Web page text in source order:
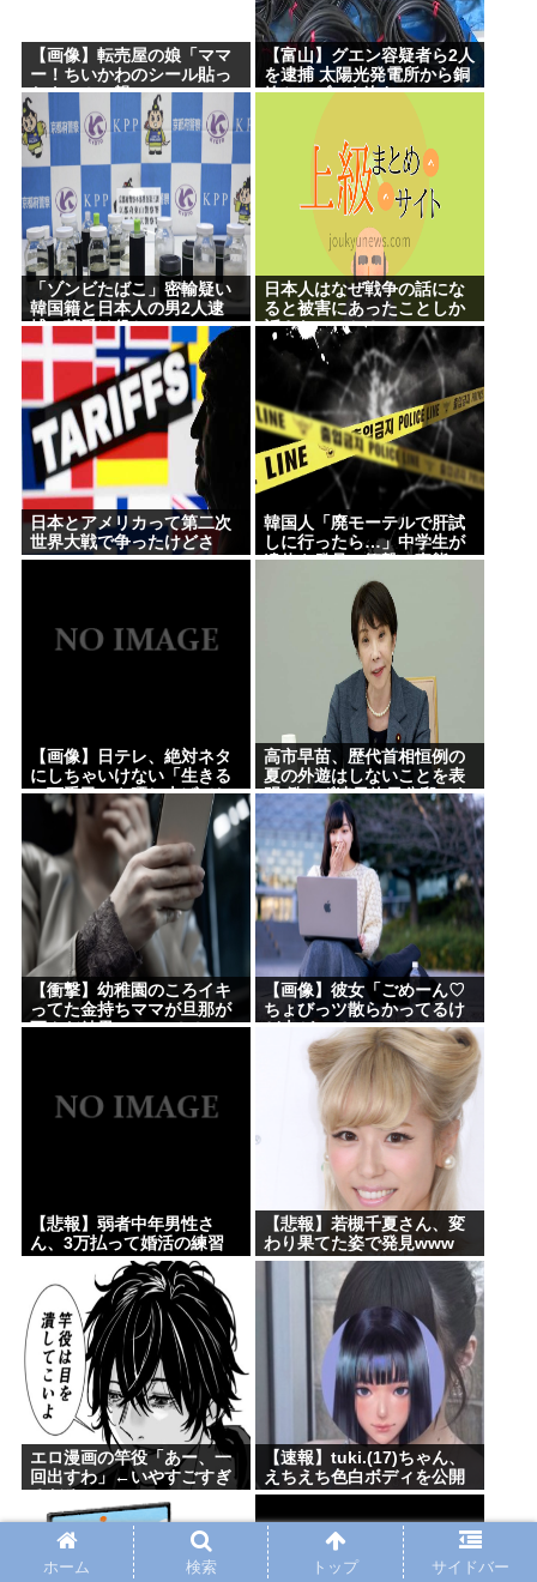
【画像】転売屋の娘「ママ
ー！ちいかわのシール貼っ
たよー！」親
「！！！！！！」
【富山】グエン容疑者ら2人
を逮捕 太陽光発電所から銅
線ケーブルを盗む
「ゾンビたばこ」密輸疑い
韓国籍と日本人の男2人逮
捕、荷受け役か
日本人はなぜ戦争の話にな
ると被害にあったことしか
話さないのか？
日本とアメリカって第二次
世界大戦で争ったけどさ
韓国人「廃モーテルで肝試
しに行ったら…」中学生が
遺体を発見、衝撃の事態に
【画像】日テレ、絶対ネタ
にしちゃいけない「生きる
の下手民」を晒し上げてし
まう
高市早苗、歴代首相恒例の
夏の外遊はしないことを表
明 働かず連日終日公邸のも
よう
【衝撃】幼稚園のころイキ
ってた金持ちママが旦那が
死んだ結果･････⇒！！
【画像】彼女「ごめーん♡
ちょびっツ散らかってるけ
ど上がって～～～！」
⇒！！
【悲報】弱者中年男性さ
ん、3万払って婚活の練習
www
【悲報】若槻千夏さん、変
わり果てた姿で発見www
エロ漫画の竿役「あー、一
回出すわ」←いやすごすぎ
るだろwww
【速報】tuki.(17)ちゃん、
えちえち色白ボディを公開
www
ホーム 検索 トップ サイドバー